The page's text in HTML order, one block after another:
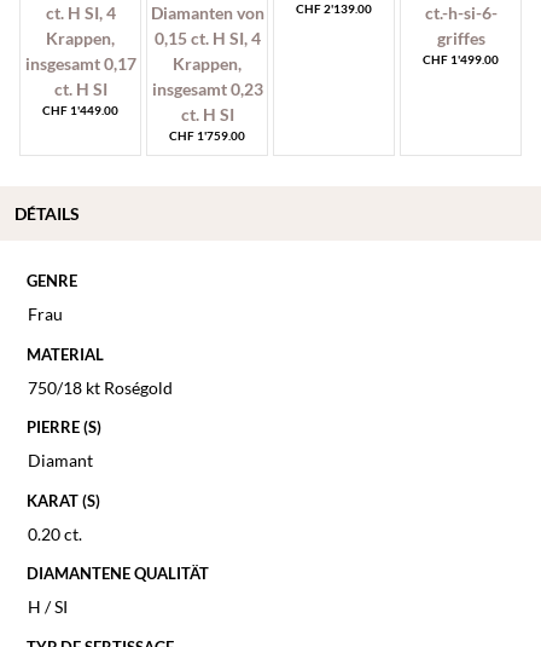
CHF 1'449.00
CHF 1'759.00
CHF2'139.00
CHF 1'499.00
GENRE
Frau
MATERIAL
750/18 kt Roségold
PIERRE (S)
Diamant
KARAT (S)
0.20 ct.
DIAMANTENE QUALITÄT
H / SI
DÉTAILS